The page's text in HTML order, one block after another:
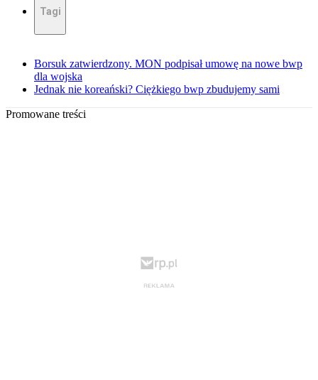
Tagi
Borsuk zatwierdzony. MON podpisał umowę na nowe bwp
dla wojska
Jednak nie koreański? Ciężkiego bwp zbudujemy sami
Promowane treści